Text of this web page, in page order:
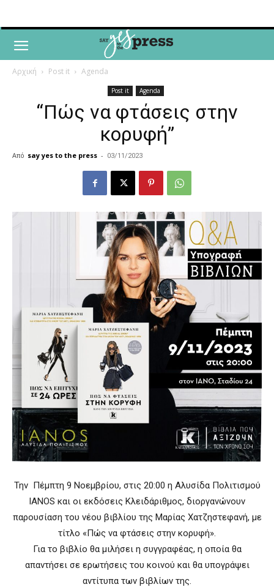
Αρχική Post it Agenda
Post it Agenda
“Πώς να φτάσεις στην
κορυφή”
Από say yes to the press - 03/11/2023
Την Πέμπτη 9 Νοεμβρίου, στις 20:00 η Αλυσίδα Πολιτισμού
IANOS και οι εκδόσεις Κλειδάριθμος, διοργανώνουν
παρουσίαση του νέου βιβλίου της Μαρίας Χατζηστεφανή, με
τίτλο «Πώς να φτάσεις στην κορυφή».
Για το βιβλίο θα μιλήσει η συγγραφέας, η οποία θα
απαντήσει σε ερωτήσεις του κοινού και θα υπογράψει
αντίτυπα των βιβλίων της.